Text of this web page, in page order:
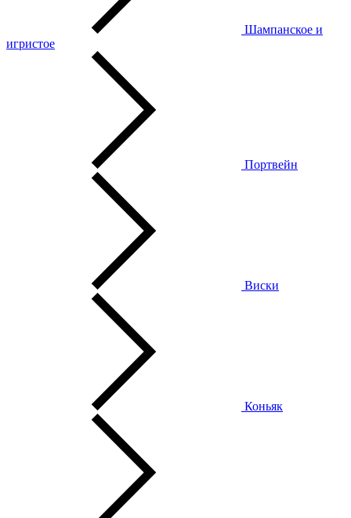
Шампанское и
игристое
Портвейн
Виски
Коньяк